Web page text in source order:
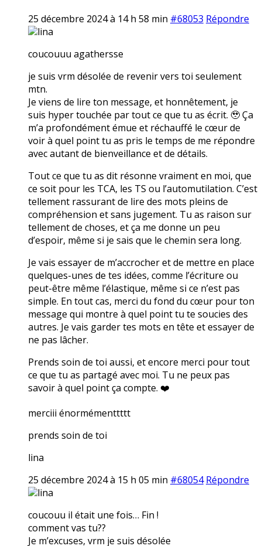
25 décembre 2024 à 14 h 58 min #68053 Répondre
lina
coucouuu agathersse
je suis vrm désolée de revenir vers toi seulement
mtn.
Je viens de lire ton message, et honnêtement, je
suis hyper touchée par tout ce que tu as écrit. 🥹 Ça
m’a profondément émue et réchauffé le cœur de
voir à quel point tu as pris le temps de me répondre
avec autant de bienveillance et de détails.
Tout ce que tu as dit résonne vraiment en moi, que
ce soit pour les TCA, les TS ou l’automutilation. C’est
tellement rassurant de lire des mots pleins de
compréhension et sans jugement. Tu as raison sur
tellement de choses, et ça me donne un peu
d’espoir, même si je sais que le chemin sera long.
Je vais essayer de m’accrocher et de mettre en place
quelques-unes de tes idées, comme l’écriture ou
peut-être même l’élastique, même si ce n’est pas
simple. En tout cas, merci du fond du cœur pour ton
message qui montre à quel point tu te soucies des
autres. Je vais garder tes mots en tête et essayer de
ne pas lâcher.
Prends soin de toi aussi, et encore merci pour tout
ce que tu as partagé avec moi. Tu ne peux pas
savoir à quel point ça compte. ❤️
merciii énormémenttttt
prends soin de toi
lina
25 décembre 2024 à 15 h 05 min #68054 Répondre
lina
coucouu il était une fois… Fin !
comment vas tu??
Je m’excuses, vrm je suis désolée